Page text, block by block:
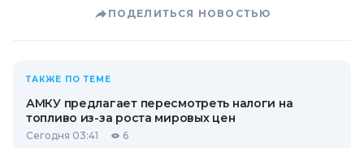
ПОДЕЛИТЬСЯ НОВОСТЬЮ
ТАКЖЕ ПО ТЕМЕ
АМКУ предлагает пересмотреть налоги на
топливо из-за роста мировых цен
Сегодня 03:41 6